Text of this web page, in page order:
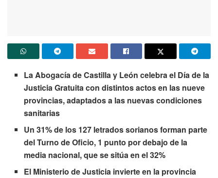
La Abogacía de Castilla y León celebra el Día de la
Justicia Gratuita con distintos actos en las nueve
provincias, adaptados a las nuevas condiciones
sanitarias
Un 31% de los 127 letrados sorianos forman parte
del Turno de Oficio, 1 punto por debajo de la
media nacional, que se sitúa en el 32%
El Ministerio de Justicia invierte en la provincia